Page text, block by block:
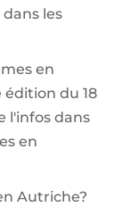
les
en
du 18
l'infosdans
en
Autriche?